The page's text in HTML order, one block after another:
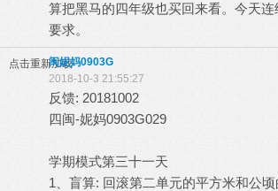
算把黑马的四年级也买回来看。今天
要求。
点击重新加载闽妮妈0903G
2018-10-3 21:55:27
反馈: 20181002
四闽-妮妈0903G029
学期模式第三十一天
1、盲算: 回滚第二单元的平方米和公